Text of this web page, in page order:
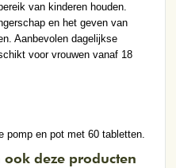
van kinderen houden.
en het geven van
Aanbevolen dagelijkse
voor vrouwen vanaf 18
pomp en pot met 60 tabletten.
deze producten